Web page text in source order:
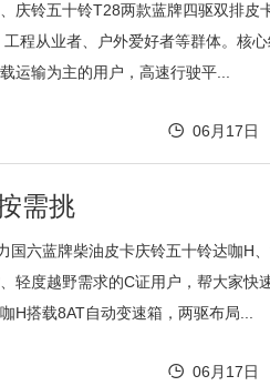
庆铃五十铃T28两款蓝牌四驱双排皮
程从业者、户外爱好者等群体。核
运输为主的用户，高速行驶平...
06月17日
需挑
国六蓝牌柴油皮卡庆铃五十铃达咖H
轻度越野需求的C证用户，帮大家快
H搭载8AT自动变速箱，两驱布局...
06月17日